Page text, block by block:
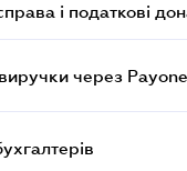
і податкові
через